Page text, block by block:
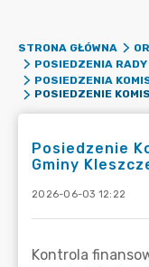
STRONA GŁÓWNA
POSIEDZENIA
POSIEDZENIA
Posiedzenie
Gminy
2026-06-03 12:22